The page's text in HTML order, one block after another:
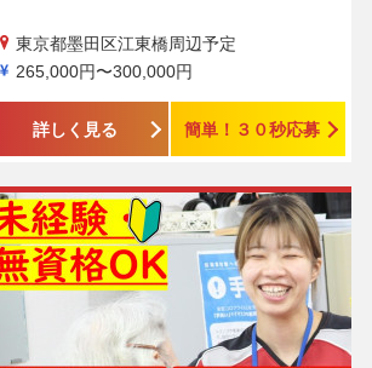
東京都墨田区江東橋周辺予定
265,000円〜300,000円
詳しく見る 簡単！３０秒応募